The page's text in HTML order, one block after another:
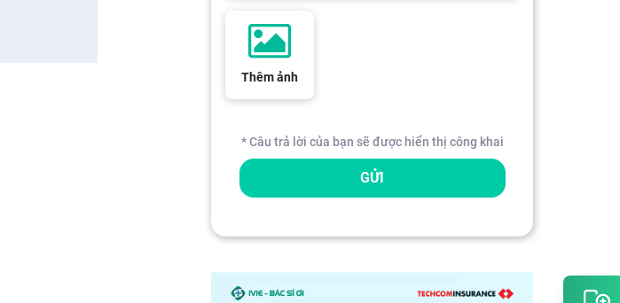
Thêm ảnh
* Câu trả lời của bạn sẽ được hiển thị công khai
GỬI